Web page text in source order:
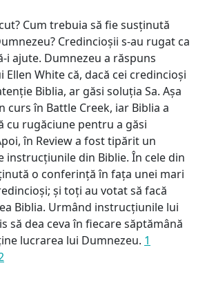
Cum trebuia să fie susținută
Credincioșii s-au rugat ca
i ajute. Dumnezeu a răspuns
Ellen White că, dacă cei credincioși
Biblia, ar găsi soluția Sa. Așa
curs în Battle Creek, iar Biblia a
cu rugăciune pentru a găsi
în Review a fost tipărit un
instrucțiunile din Biblie. În cele din
o conferință în fața unei mari
și toți au votat să facă
Biblia. Urmând instrucțiunile lui
să dea ceva în fiecare săptămână
lucrarea lui Dumnezeu. 1